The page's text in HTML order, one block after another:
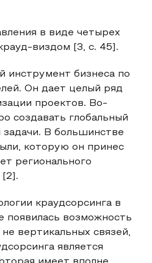
в виде четырех
виздом [3, с. 45].
инструмент бизнеса по
Он дает целый ряд
проектов. Во-
создавать глобальный
задачи. В большинстве
которую он принес
регионального
[2].
краудсорсинга в
появилась возможность
вертикальных связей,
является